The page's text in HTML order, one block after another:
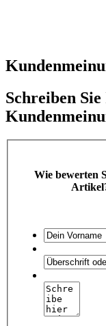
Schreiben
Wie bewerten